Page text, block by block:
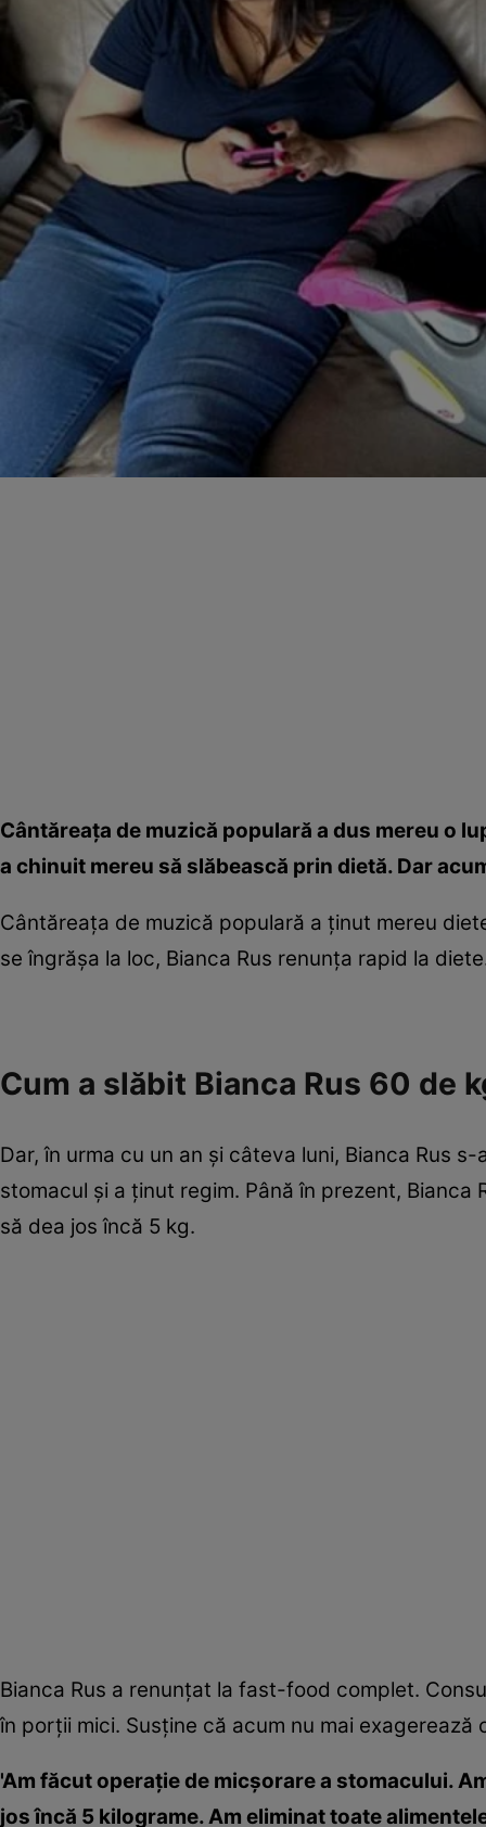
Cântăreaţa de muzică populară a dus mereu o
a chinuit mereu să slăbească prin dietă. Dar
Cântăreaţa de muzică populară a ţinut mereu
se îngrăşa la loc, Bianca Rus renunţa rapid la
Cum a slăbit Bianca Rus 60 de
Dar, în urma cu un an şi câteva luni, Bianca Rus
stomacul şi a ţinut regim. Până în prezent,
să dea jos încă 5 kg.
Bianca Rus a renunţat la fast-food complet.
în porţii mici. Susţine că acum nu mai
'Am făcut operaţie de micşorare a stomacului.
jos încă 5 kilograme. Am eliminat toate